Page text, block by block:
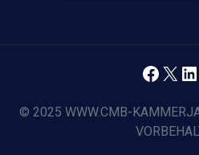
© 2025 WWW.CMB-
X